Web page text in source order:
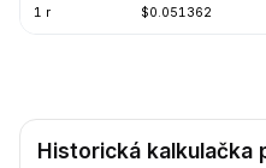
1 r $0.051362
Historická kalkulačka